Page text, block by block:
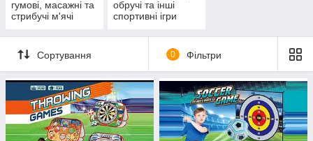
гумові, масажні та
стрибучі м'ячі
обручі та інші
спортивні ігри
Сортування 0 Фільтри